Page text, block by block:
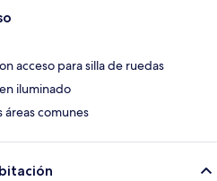
acceso para silla de ruedas
iluminado
áreas comunes